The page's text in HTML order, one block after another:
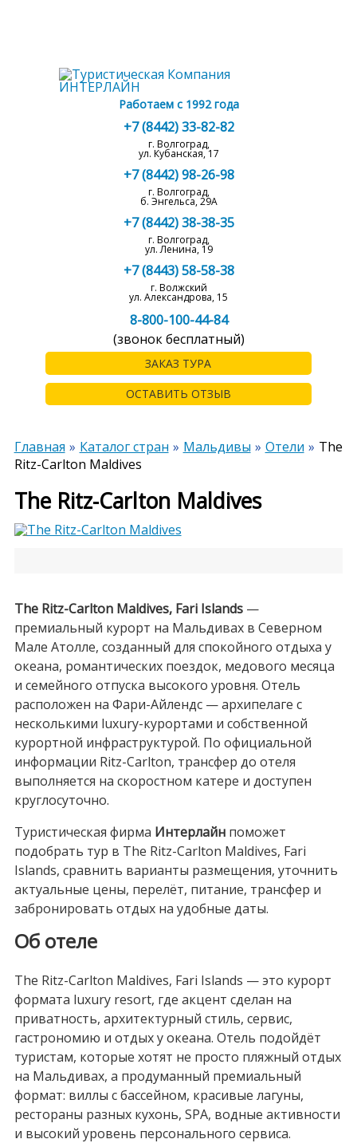
Работаем с 1992 года
+7 (8442) 33-82-82
г. Волгоград,
ул. Кубанская, 17
+7 (8442) 98-26-98
г. Волгоград,
б. Энгельса, 29А
+7 (8442) 38-38-35
г. Волгоград,
ул. Ленина, 19
+7 (8443) 58-58-38
г. Волжский
ул. Александрова, 15
8-800-100-44-84
(звонок бесплатный)
ЗАКАЗ ТУРА
ОСТАВИТЬ ОТЗЫВ
Главная Каталог стран Мальдивы Отели
The
Ritz-Carlton Maldives
The Ritz-Carlton Maldives
The Ritz-Carlton Maldives, Fari Islands—
премиальный курорт на Мальдивах в Северном
Мале Атолле, созданный для спокойного отдыха у
океана, романтических поездок, медового месяца
и семейного отпуска высокого уровня. Отель
расположен на Фари-Айлендс — архипелаге с
несколькими luxury-курортами и собственной
курортной инфраструктурой. По официальной
информации Ritz-Carlton, трансфер до отеля
выполняется на скоростном катере и доступен
круглосуточно.
Туристическая фирма Интерлайнпоможет
подобрать тур в The Ritz-Carlton Maldives, Fari
Islands, сравнить варианты размещения, уточнить
актуальные цены, перелёт, питание, трансфер и
забронировать отдых на удобные даты.
Об отеле
The Ritz-Carlton Maldives, Fari Islands — это курорт
формата luxury resort, где акцент сделан на
приватность, архитектурный стиль, сервис,
гастрономию и отдых у океана. Отель подойдёт
туристам, которые хотят не просто пляжный отдых
на Мальдивах, а продуманный премиальный
формат: виллы с бассейном, красивые лагуны,
рестораны разных кухонь, SPA, водные активности
и высокий уровень персонального сервиса.